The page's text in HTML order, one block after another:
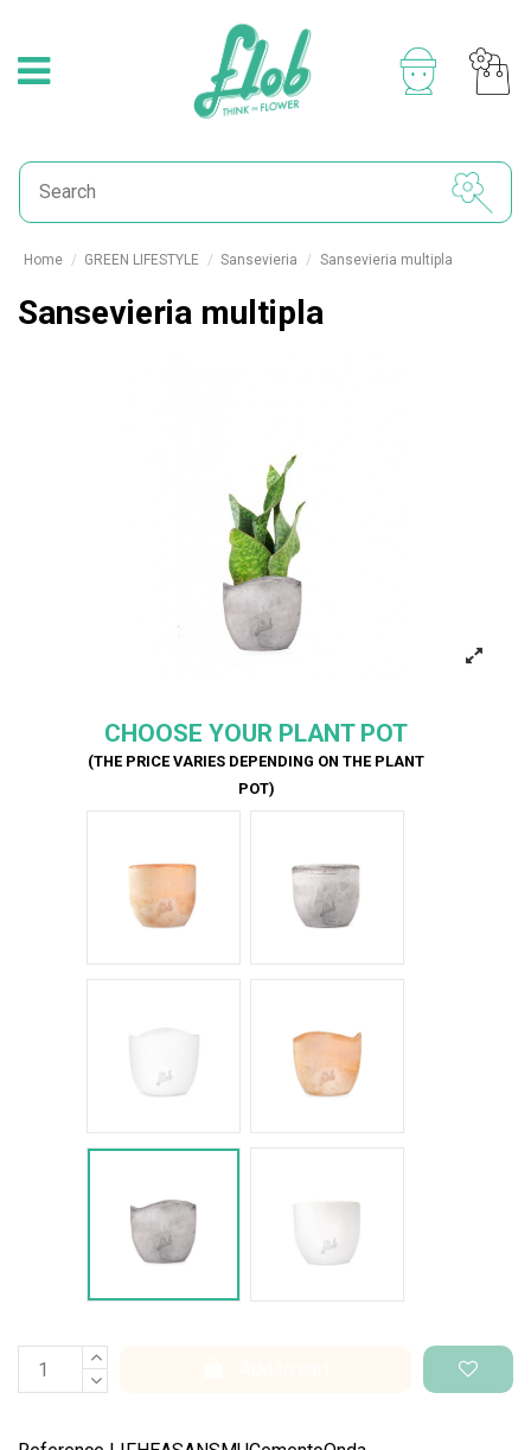
Home GREEN LIFESTYLE Sansevieria Sansevieria multipla
Sansevieria multipla
CHOOSE YOUR PLANT POT
(THE PRICE VARIES DEPENDING ON THE PLANT
POT)